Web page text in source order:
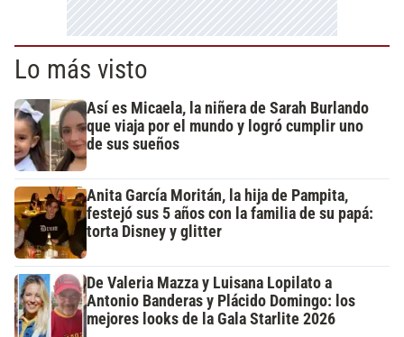
Lo más visto
Así es Micaela, la niñera de Sarah Burlando
que viaja por el mundo y logró cumplir uno
de sus sueños
Anita García Moritán, la hija de Pampita,
festejó sus 5 años con la familia de su papá:
torta Disney y glitter
De Valeria Mazza y Luisana Lopilato a
Antonio Banderas y Plácido Domingo: los
mejores looks de la Gala Starlite 2026